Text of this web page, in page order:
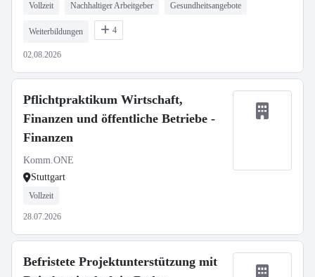
Vollzeit Nachhaltiger Arbeitgeber Gesundheitsangebote
Weiterbildungen 4
02.08.2026
Pflichtpraktikum Wirtschaft,
Finanzen und öffentliche Betriebe -
Finanzen
Komm.ONE
Stuttgart
Vollzeit
28.07.2026
Befristete Projektunterstützung mit